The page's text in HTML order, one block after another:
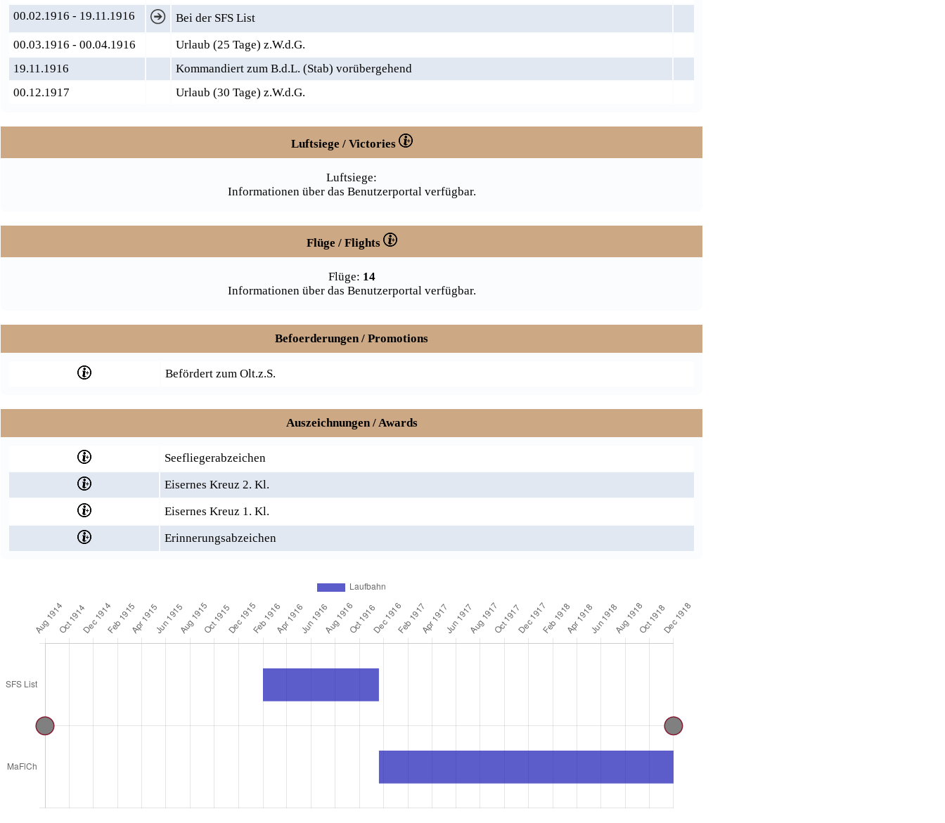
00.02.1916 - 19.11.1916
Bei der SFS List
00.03.1916 - 00.04.1916
Urlaub (25 Tage) z.W.d.G.
19.11.1916
Kommandiert zum B.d.L. (Stab) vorübergehend
00.12.1917
Urlaub (30 Tage) z.W.d.G.
Luftsiege / Victories
Luftsiege:
Informationen über das Benutzerportal verfügbar.
Flüge / Flights
Flüge: 14
Informationen über das Benutzerportal verfügbar.
Befoerderungen / Promotions
Befördert zum Olt.z.S.
Auszeichnungen / Awards
Seefliegerabzeichen
Eisernes Kreuz 2. Kl.
Eisernes Kreuz 1. Kl.
Erinnerungsabzeichen